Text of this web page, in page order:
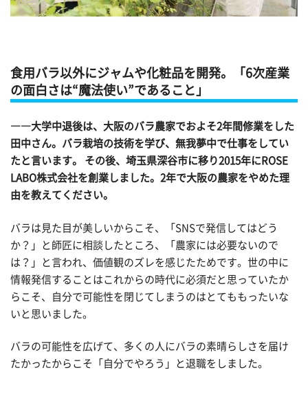
食用バラ以外にジャムや化粧品を開発。「6次産業
の面白さは“魔法使い”であること」
――大学中退後は、大阪のバラ農家でおよそ2年間修業をした
田中さん。バラ栽培の技術を学び、無我夢中で仕事をしてい
たと言います。 その後、埼玉県深谷市に移り2015年にROSE
LABO株式会社を創業しました。2年で大阪の農家をやめた理
由を教えてください。
バラは見た目が美しいからこそ、「SNSで発信してはどう
か？」と師匠に相談したところ、「農家には必要ないので
は？」と言われ、価値観のズレを感じたためです。世の中に
情報発信することはこれからの時代に必須だと思っていたか
らこそ、自分で可能性を閉じてしまうのはとてももったいな
いと思いました。
バラの可能性を広げて、多くの人にバラの素晴らしさを届け
たかったからこそ「自分でやろう」と退職をしました。